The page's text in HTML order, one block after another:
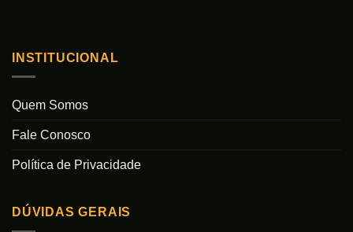
INSTITUCIONAL
Quem Somos
Fale Conosco
Política de Privacidade
DÚVIDAS GERAIS